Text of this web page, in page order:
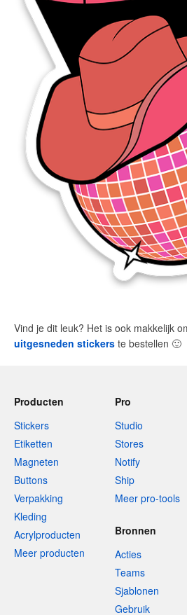
Vind je dit leuk? Het is ook makkelijk
uitgesneden stickers te bestellen 🙂
Producten
Stickers
Etiketten
Magneten
Buttons
Verpakking
Kleding
Acrylproducten
Meer producten
Pro
Studio
Stores
Notify
Ship
Meer pro-tools
Bronnen
Acties
Teams
Sjablonen
Gebruik